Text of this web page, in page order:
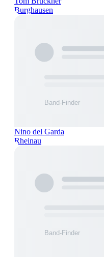
Burghausen
Nino del Garda
Rheinau